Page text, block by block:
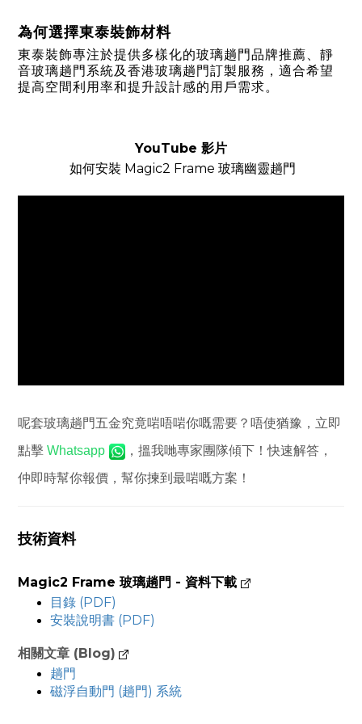
為何選擇東泰裝飾材料
東泰裝飾專注於提供多樣化的玻璃趟門品牌推薦、靜
音玻璃趟門系統及香港玻璃趟門訂製服務，適合希望
提高空間利用率和提升設計感的用戶需求。
YouTube 影片
如何安裝 Magic2 Frame 玻璃幽靈趟門
呢套玻璃趟門五金究竟啱唔啱你嘅需要？唔使猶豫，立即
點擊 Whatsapp
，搵我哋專家團隊傾下！快速解答，
仲即時幫你報價，幫你揀到最啱嘅方案！
技術資料
Magic2 Frame 玻璃趟門 - 資料下載
目錄 (PDF)
安裝說明書 (PDF)
相關文章 (Blog)
趟門
磁浮自動門 (趟門) 系統